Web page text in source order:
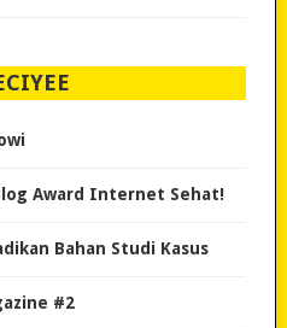
Award Internet Sehat!
Bahan Studi Kasus
#2